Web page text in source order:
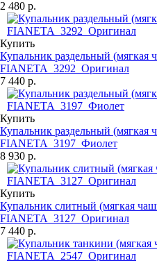
2 480 р.
Купить
Купальник раздельный (мягкая
FIANETA_3292_Оригинал
7 440 р.
Купить
Купальник раздельный (мягкая
FIANETA_3197_Фиолет
8 930 р.
Купить
Купальник слитный (мягкая
FIANETA_3127_Оригинал
7 440 р.